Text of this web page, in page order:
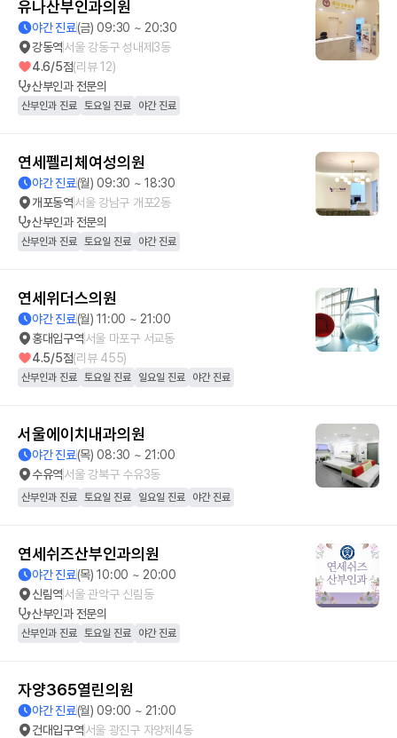
유나산부인과의원
야간 진료(금) 09:30 ~ 20:30
강동역서울 강동구 성내제3동
4.6/5점(리뷰12)
산부인과전문의
산부인과 진료 토요일 진료 야간 진료
연세펠리체여성의원
야간 진료(월) 09:30 ~ 18:30
개포동역서울 강남구 개포2동
산부인과전문의
산부인과 진료 토요일 진료 야간 진료
연세위더스의원
야간 진료(월) 11:00 ~ 21:00
홍대입구역서울 마포구 서교동
4.5/5점(리뷰 455)
산부인과 진료 토요일 진료 일요일 진료 야간 진료
서울에이치내과의원
야간 진료(목) 08:30 ~ 21:00
수유역서울 강북구 수유3동
산부인과 진료 토요일 진료 일요일 진료 야간 진료
연세쉬즈산부인과의원
야간 진료(목) 10:00 ~ 20:00
신림역서울 관악구 신림동
산부인과전문의
산부인과 진료 토요일 진료 야간 진료
자양365열린의원
야간 진료(월) 09:00 ~ 21:00
건대입구역서울 광진구 자양제4동